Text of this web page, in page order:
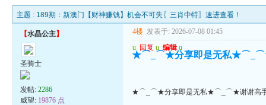
主题 : 189期：新澳门【财神赚钱】机会不可失〖三肖中特〗速进查看！
【水晶公主】
圣骑士
发帖:2286
威望: 19876 点
4楼 发表于: 2026-07-08 01:45
u 回复 u 编辑 u
★⌒_⌒★分享即是无私
★⌒_⌒★分享即是无私★⌒_⌒★谢谢